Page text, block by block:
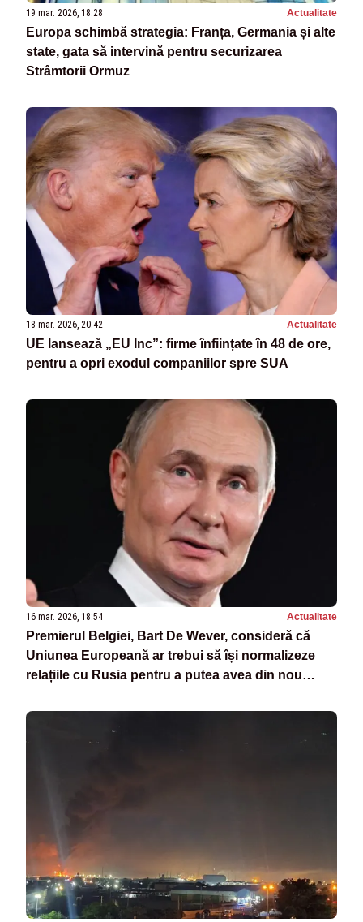
19 mar. 2026, 18:28 Actualitate
Europa schimbă strategia: Franța, Germania și alte
state, gata să intervină pentru securizarea
Strâmtorii Ormuz
18 mar. 2026, 20:42 Actualitate
UE lansează „EU Inc”: firme înființate în 48 de ore,
pentru a opri exodul companiilor spre SUA
16 mar. 2026, 18:54 Actualitate
Premierul Belgiei, Bart De Wever, consideră că
Uniunea Europeană ar trebui să își normalizeze
relațiile cu Rusia pentru a putea avea din nou